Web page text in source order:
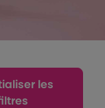
les